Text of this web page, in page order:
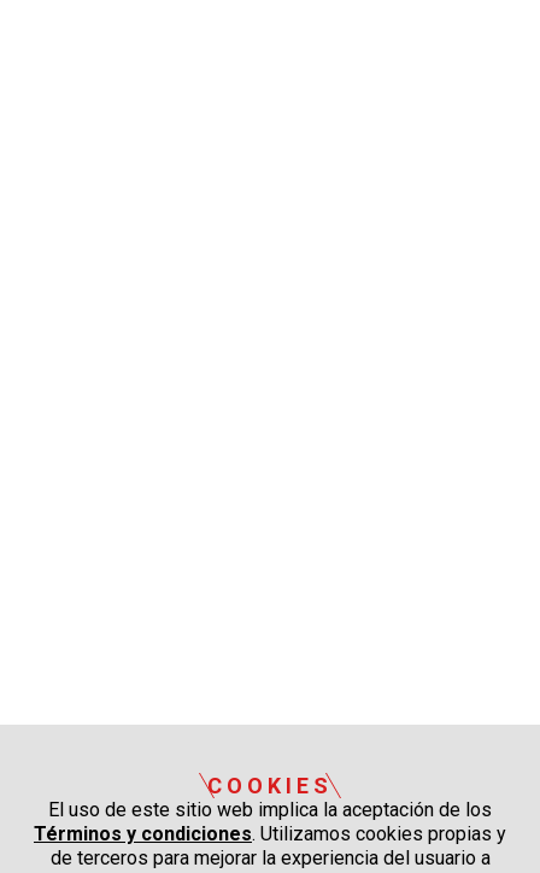
COOKIES
El uso de este sitio web implica la aceptación de los
Términos y condiciones. Utilizamos cookies propias y
de terceros para mejorar la experiencia del usuario a